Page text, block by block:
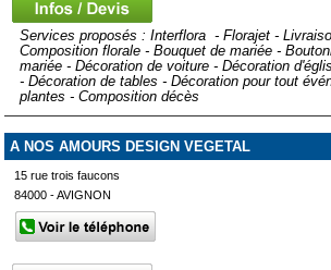
Services proposés : Interflora - Florajet -
Composition florale - Bouquet de mariée -
mariée - Décoration de voiture - Décoration
- Décoration de tables - Décoration pour tout
plantes - Composition décès
A NOS AMOURS DESIGN VEGETAL
15 rue trois faucons
84000 - AVIGNON